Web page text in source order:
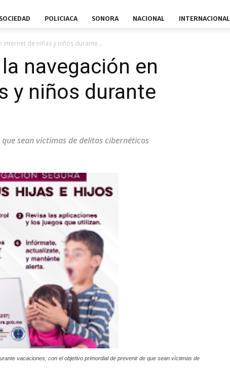
SOCIEDAD POLICIACA SONORA NACIONAL INTERNACIONAL
internet de niñas y niños durante...
navegación en
y niños durante
sean víctimas de delitos cibernéticos
vacaciones; con el objetivo primordial de prevenir de que sean víctimas de